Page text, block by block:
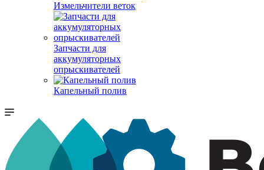
Измельчители веток
Запчасти для
аккумуляторных
опрыскивателей
Капельный полив